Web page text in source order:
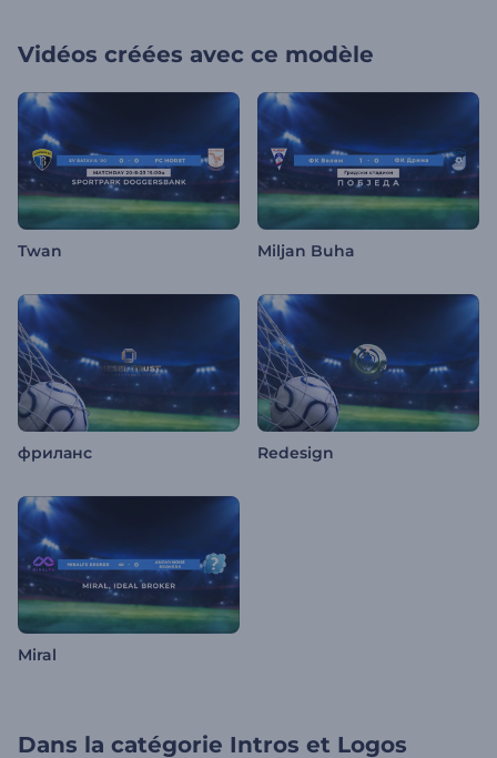
Vidéos créées avec ce modèle
Twan Miljan Buha
фриланс Redesign
Miral
Dans la catégorie Intros et Logos